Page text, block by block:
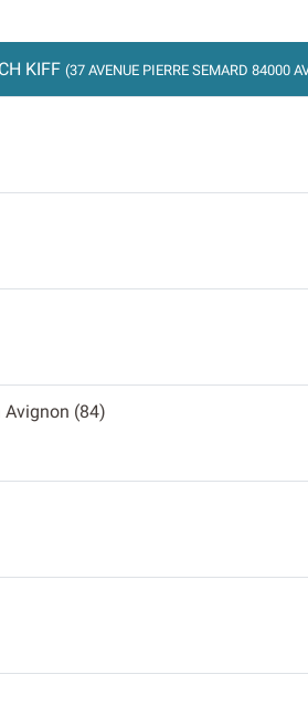
KIFF (37 AVENUE PIERRE SEMARD 84000
Avignon (84)